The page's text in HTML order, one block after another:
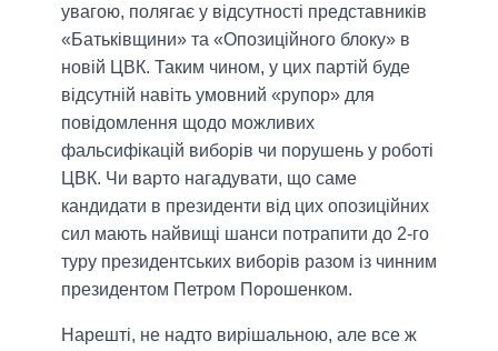
увагою, полягає у відсутності представників
«Батьківщини» та «Опозиційного блоку» в
новій ЦВК. Таким чином, у цих партій буде
відсутній навіть умовний «рупор» для
повідомлення щодо можливих
фальсифікацій виборів чи порушень у роботі
ЦВК. Чи варто нагадувати, що саме
кандидати в президенти від цих опозиційних
сил мають найвищі шанси потрапити до 2-го
туру президентських виборів разом із чинним
президентом Петром Порошенком.
Нарешті, не надто вирішальною, але все ж